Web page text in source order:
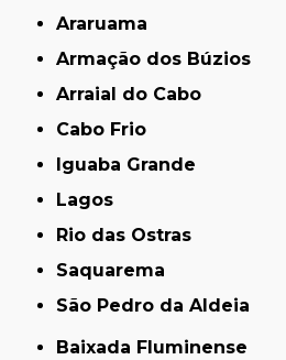
Araruama
Armação dos Búzios
Arraial do Cabo
Cabo Frio
Iguaba Grande
Lagos
Rio das Ostras
Saquarema
São Pedro da Aldeia
Baixada Fluminense